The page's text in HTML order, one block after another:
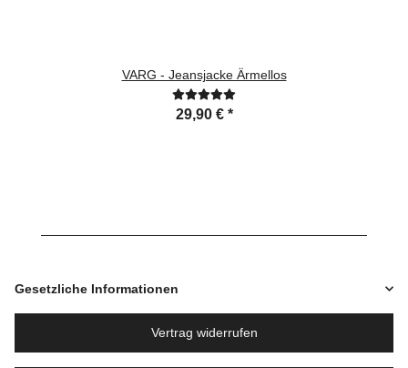
VARG - Jeansjacke Ärmellos
29,90 € *
Gesetzliche Informationen
Vertrag widerrufen